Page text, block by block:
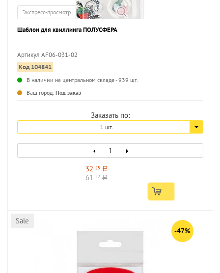
Экспресс-просмотр
Шаблон для квиллинга ПОЛУСФЕРА
Артикул AF06-031-02
Код 104841
В наличии на центральном складе - 939 шт.
Ваш город: Под заказ
Заказать по:
1 шт.
32 25 a
6122 a
Sale
-47%